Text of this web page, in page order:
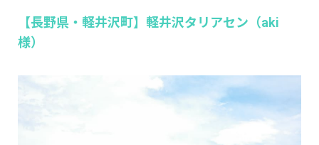
【長野県・軽井沢町】軽井沢タリアセン（aki
様）